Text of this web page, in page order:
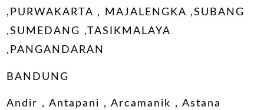
,PURWAKARTA , MAJALENGKA ,SUBANG
,SUMEDANG ,TASIKMALAYA
,PANGANDARAN
BANDUNG
Andir , Antapani , Arcamanik , Astana